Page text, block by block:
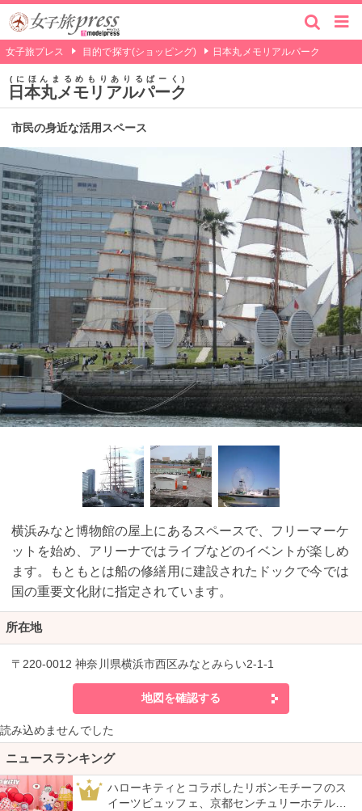
女子旅プレス 目的で探す(ショッピング) 日本丸メモリアルパーク
日本丸メモリアルパーク
にほんまるめもりありるぱーく
市民の身近な活用スペース
横浜みなと博物館の屋上にあるスペースで、フリーマーケ
ットを始め、アリーナではライブなどのイベントが楽しめ
ます。もともとは船の修繕用に建設されたドックで今では
国の重要文化財に指定されています。
所在地
〒220-0012 神奈川県横浜市西区みなとみらい2-1-1
地図を確認する
読み込めませんでした
ニュースランキング
1
ハローキティとコラボしたリボンモチーフのス
イーツビュッフェ、京都センチュリーホテルで